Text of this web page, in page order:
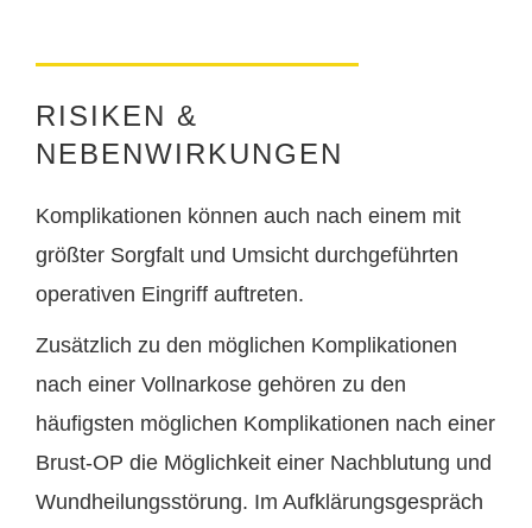
RISIKEN &
NEBENWIRKUNGEN
Komplikationen können auch nach einem mit
größter Sorgfalt und Umsicht durchgeführten
operativen Eingriff auftreten.
Zusätzlich zu den möglichen Komplikationen
nach einer Vollnarkose gehören zu den
häufigsten möglichen Komplikationen nach einer
Brust-OP die Möglichkeit einer Nachblutung und
Wundheilungsstörung. Im Aufklärungsgespräch